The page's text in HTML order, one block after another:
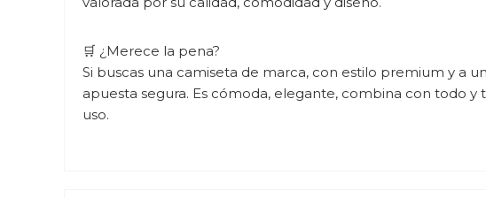
🛒 ¿Merece la pena?
Si buscas una camiseta de marca, con estilo premium y a
apuesta segura. Es cómoda, elegante, combina con todo
uso.